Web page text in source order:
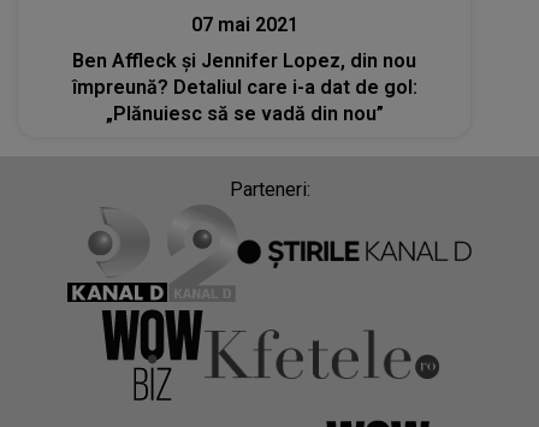
07 mai 2021
Ben Affleck și Jennifer Lopez, din nou
împreună? Detaliul care i-a dat de gol:
„Plănuiesc să se vadă din nou”
Parteneri: